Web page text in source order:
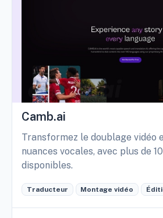
Camb.ai
Transformez le doublage vidéo
nuances vocales, avec plus de
disponibles.
Traducteur Montage vidéo